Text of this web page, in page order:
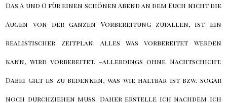
Das A und O für einen schönen Abend an dem Euch nicht die
Augen von der ganzen Vorbereitung zufallen, ist ein
realistischer Zeitplan. Alles was vorbereitet werden
kann, wird vorbereitet. -allerdings ohne Nachtschicht.
Dabei gilt es zu bedenken, was wie haltbar ist bzw. sogar
noch durchziehen muss. Daher erstelle ich nachdem ich